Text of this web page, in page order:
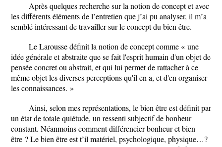
Après quelques recherche sur la notion de concept et avec
les différents éléments de l’entretien que j’ai pu analyser, il m’a
semblé intéressant de travailler sur le concept du bien être.
Le Larousse définit la notion de concept comme « une
idée générale et abstraite que se fait l'esprit humain d'un objet de
pensée concret ou abstrait, et qui lui permet de rattacher à ce
même objet les diverses perceptions qu'il en a, et d'en organiser
les connaissances. »
Ainsi, selon mes représentations, le bien être est définit par
un état de totale quiétude, un ressenti subjectif de bonheur
constant. Néanmoins comment différencier bonheur et bien
être ? Le bien être est t’il matériel, psychologique, physique…?